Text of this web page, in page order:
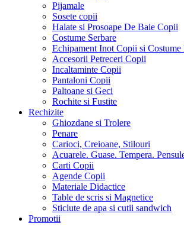
Pijamale
Sosete copii
Halate si Prosoape De Baie Copii
Costume Serbare
Echipament Inot Copii si Costume
Accesorii Petreceri Copii
Incaltaminte Copii
Pantaloni Copii
Paltoane si Geci
Rochite si Fustite
Rechizite
Ghiozdane si Trolere
Penare
Carioci, Creioane, Stilouri
Acuarele. Guase. Tempera.
Carti Copii
Agende Copii
Materiale Didactice
Table de scris si Magnetice
Sticlute de apa si cutii sandwich
Promotii